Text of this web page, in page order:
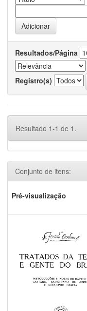
Resultados/Página
Registro(s)
Resultado 1-1 de 1.
Conjunto de itens:
Pré-visualização